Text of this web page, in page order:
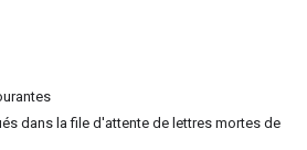
dans la file d'attente de lettres mortes de